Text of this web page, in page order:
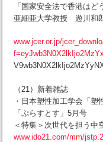
「国家安全法で香港はど
亜細亜大学教授 遊川和
www.jcer.or.jp/
（21）新着雑誌
・日本塑性加工学会「塑
「ぷらすとす」5月号
＜特集＞次世代を担う中
www.ido21.com/mm/